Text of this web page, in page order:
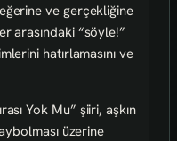
ve gerçekliğine
arasındaki “söyle!”
hatırlamasını ve
Yok Mu” şiiri, aşkın
üzerine